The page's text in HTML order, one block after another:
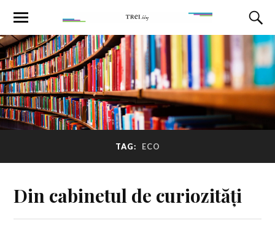
TAG: ECO
Din cabinetul de curiozități